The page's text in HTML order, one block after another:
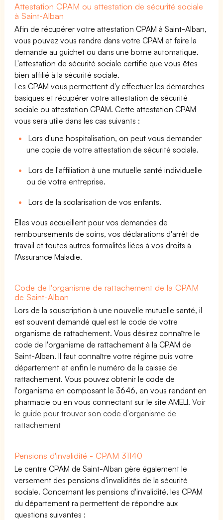
Attestation CPAM ou attestation de sécurité sociale
à Saint-Alban
Afin de récupérer votre attestation CPAM à Saint-Alban,
vous pouvez vous rendre dans votre CPAM et faire la
demande au guichet ou dans une borne automatique.
L'attestation de sécurité sociale certifie que vous êtes
bien affilié à la sécurité sociale.
Les CPAM vous permettent d'y effectuer les démarches
basiques et récupérer votre attestation de sécurité
sociale ou attestation CPAM. Cette attestation CPAM
vous sera utile dans les cas suivants :
Lors d'une hospitalisation, on peut vous demander
une copie de votre attestation de sécurité sociale.
Lors de l'affiliation à une mutuelle santé individuelle
ou de votre entreprise.
Lors de la scolarisation de vos enfants.
Elles vous accueillent pour vos demandes de
remboursements de soins, vos déclarations d'arrêt de
travail et toutes autres formalités liées à vos droits à
l'Assurance Maladie.
Code de l'organisme de rattachement de la CPAM
de Saint-Alban
Lors de la souscription à une nouvelle mutuelle santé, il
est souvent demandé quel est le code de votre
organisme de rattachement. Vous désirez connaître le
code de l'organisme de rattachement à la CPAM de
Saint-Alban. Il faut connaître votre régime puis votre
département et enfin le numéro de la caisse de
rattachement. Vous pouvez obtenir le code de
l'organisme en composant le 3646, en vous rendant en
pharmacie ou en vous connectant sur le site AMELI.Voir
le guide pour trouver son code d'organisme de
rattachement
Pensions d'invalidité - CPAM 31140
Le centre CPAM de Saint-Alban gère également le
versement des pensions d'invalidités de la sécurité
sociale. Concernant les pensions d'invalidité, les CPAM
du département ra permettent de répondre aux
questions suivantes :